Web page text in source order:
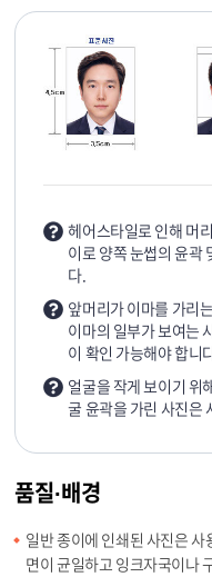
헤어스타일로 인해 머
이로 양쪽 눈썹의 윤곽
다.
앞머리가 이마를 가리
이마의 일부가 보여는
이 확인 가능해야 합니
얼굴을 작게 보이기 위
굴 윤곽을 가린 사진은
품질·배경
일반 종이에 인쇄된 사진은
면이 균일하고 잉크자국이나